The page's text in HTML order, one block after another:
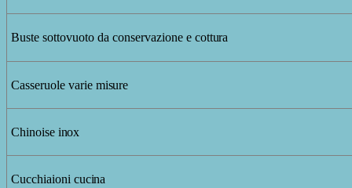
Buste sottovuoto da conservazione e cottura
Casseruole varie misure
Chinoise inox
Cucchiaioni cucina